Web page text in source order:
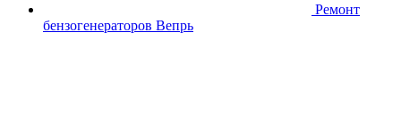
Ремонт
бензогенераторов Вепрь